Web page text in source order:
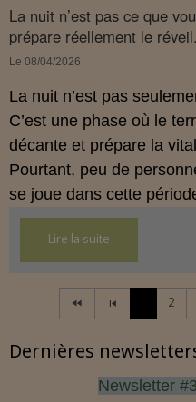
La nuit n’est pas ce que
prépare réellement le réveil.
Le 08/04/2026
La nuit n’est pas
C’est une phase où le
décante et prépare la
Pourtant, peu de
se joue dans cette
Lire la suite
2
Dernières
Newsletter